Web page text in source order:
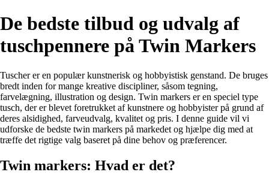
De bedste tilbud og udvalg af
tuschpennere på Twin Markers
Tuscher er en populær kunstnerisk og hobbyistisk genstand. De bruges
bredt inden for mange kreative discipliner, såsom tegning,
farvelægning, illustration og design. Twin markers er en speciel type
tusch, der er blevet foretrukket af kunstnere og hobbyister på grund af
deres alsidighed, farveudvalg, kvalitet og pris. I denne guide vil vi
udforske de bedste twin markers på markedet og hjælpe dig med at
træffe det rigtige valg baseret på dine behov og præferencer.
Twin markers: Hvad er det?